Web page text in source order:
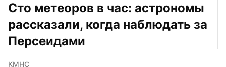
Сто метеоров в час: астрономы
рассказали, когда наблюдать за
Персеидами
КМНС